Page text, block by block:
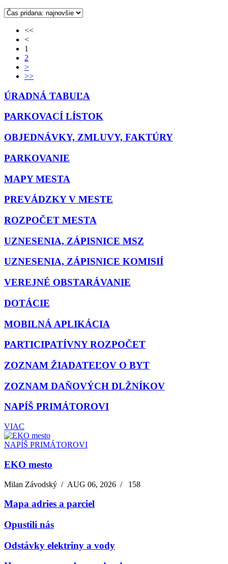
<<
<
1
2
>
>>
ÚRADNÁ TABUĽA
PARKOVACÍ LÍSTOK
OBJEDNÁVKY, ZMLUVY, FAKTÚRY
PARKOVANIE
MAPY MESTA
PREVÁDZKY V MESTE
ROZPOČET MESTA
UZNESENIA, ZÁPISNICE MSZ
UZNESENIA, ZÁPISNICE KOMISIÍ
VEREJNÉ OBSTARÁVANIE
DOTÁCIE
MOBILNÁ APLIKÁCIA
PARTICIPATÍVNY ROZPOČET
ZOZNAM ŽIADATEĽOV O BYT
ZOZNAM DAŇOVÝCH DLŽNÍKOV
NAPÍŠ PRIMÁTOROVI
VIAC
NAPÍŠ PRIMÁTOROVI
EKO mesto
Milan Závodský /AUG 06, 2026 / 158
Mapa adries a parciel
Opustili nás
Odstávky elektriny a vody